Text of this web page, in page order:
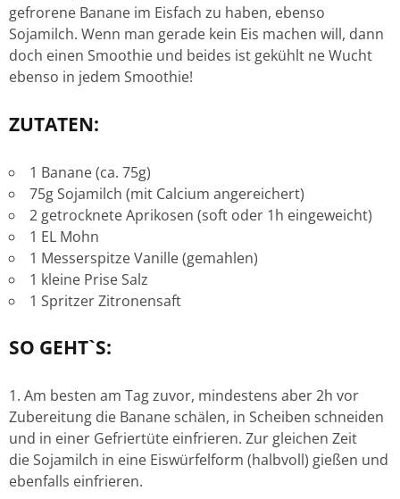
gefrorene Banane im Eisfach zu haben, ebenso
Sojamilch. Wenn man gerade kein Eis machen will, dann
doch einen Smoothie und beides ist gekühlt ne Wucht
ebenso in jedem Smoothie!
ZUTATEN:
1 Banane (ca. 75g)
75g Sojamilch (mit Calcium angereichert)
2 getrocknete Aprikosen (soft oder 1h eingeweicht)
1 EL Mohn
1 Messerspitze Vanille (gemahlen)
1 kleine Prise Salz
1 Spritzer Zitronensaft
SO GEHT`S:
1. Am besten am Tag zuvor, mindestens aber 2h vor
Zubereitung die Banane schälen, in Scheiben schneiden
und in einer Gefriertüte einfrieren. Zur gleichen Zeit
die Sojamilch in eine Eiswürfelform (halbvoll) gießen und
ebenfalls einfrieren.